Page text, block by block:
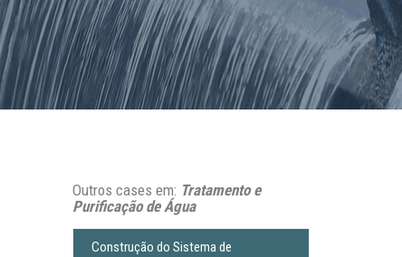
Outros cases em: Tratamento e
Purificação de Água
Construção do Sistema de